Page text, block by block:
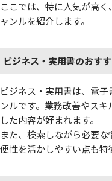
ここでは、特に人気が高
ャンルを紹介します。
ビジネス・実用書のおす
ビジネス・実用書は、電
ンルです。業務改善やス
した内容が好まれます。
また、検索しながら必要
便性を活かしやすい点も特